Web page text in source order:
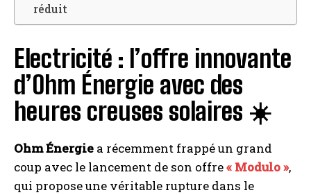
réduit
Electricité : l’offre innovante
d’Ohm Énergie avec des
heures creuses solaires ☀️
Ohm Énergie a récemment frappé un grand
coup avec le lancement de son offre« Modulo »,
qui propose une véritable rupture dans le